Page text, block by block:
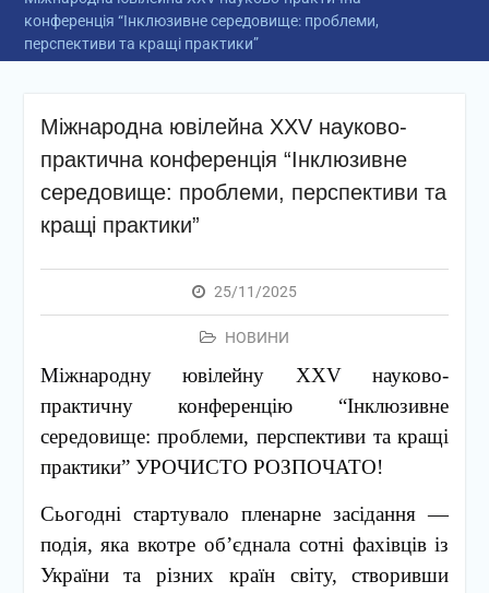
конференція “Інклюзивне середовище: проблеми,
перспективи та кращі практики”
Міжнародна ювілейна XXV науково-
практична конференція “Інклюзивне
середовище: проблеми, перспективи та
кращі практики”
25/11/2025
НОВИНИ
Міжнародну ювілейну XXV науково-
практичну конференцію “Інклюзивне
середовище: проблеми, перспективи та кращі
практики” УРОЧИСТО РОЗПОЧАТО!
Сьогодні стартувало пленарне засідання —
подія, яка вкотре об’єднала сотні фахівців із
України та різних країн світу, створивши